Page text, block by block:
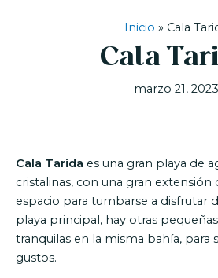
Inicio » Cala
Cala
marzo 21, 2023
Cala Tarida es una gran playa de
cristalinas, con una gran extensión
espacio para tumbarse a disfrutar
playa principal, hay otras
tranquilas en la misma bahía, para
gustos.